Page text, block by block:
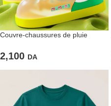
Couvre-chaussures de pluie
dinosaures
2,100 DA